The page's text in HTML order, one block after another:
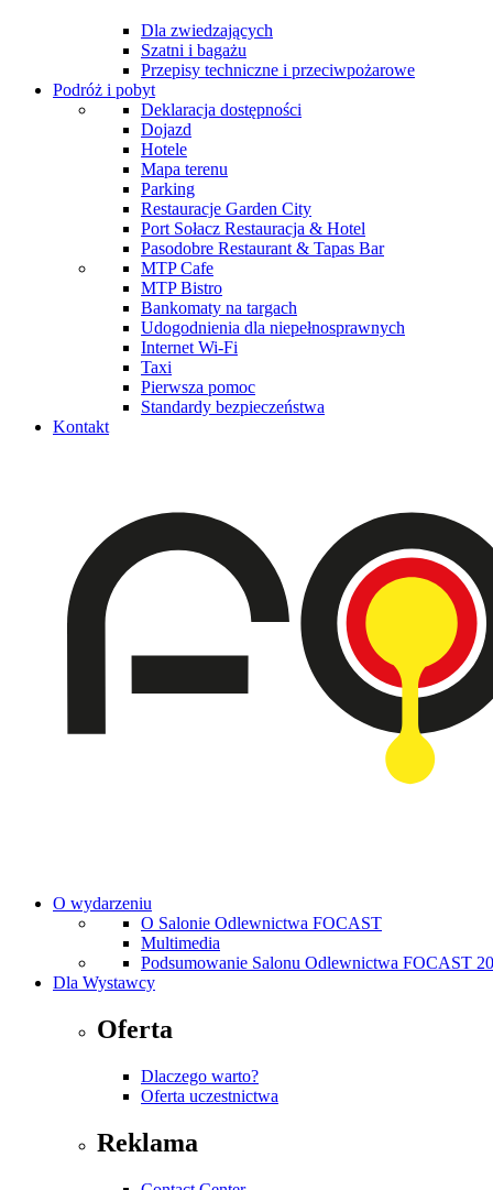
Dla zwiedzających
Szatni i bagażu
Przepisy techniczne i przeciwpożarowe
Podróż i pobyt
Deklaracja dostępności
Dojazd
Hotele
Mapa terenu
Parking
Restauracje Garden City
Port Sołacz Restauracja & Hotel
Pasodobre Restaurant & Tapas Bar
MTP Cafe
MTP Bistro
Bankomaty na targach
Udogodnienia dla niepełnosprawnych
Internet Wi-Fi
Taxi
Pierwsza pomoc
Standardy bezpieczeństwa
Kontakt
O wydarzeniu
O Salonie Odlewnictwa FOCAST
Multimedia
Podsumowanie Salonu Odlewnictwa FOCAST
Dla Wystawcy
Oferta
Dlaczego warto?
Oferta uczestnictwa
Reklama